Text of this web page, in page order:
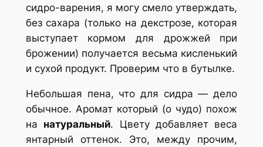
сидро-варения, я могу смело утверждать,
без сахара (только на декстрозе, которая
выступает кормом для дрожжей при
брожении) получается весьма кисленький
и сухой продукт. Проверим что в бутылке.
Небольшая пена, что для сидра — дело
обычное. Аромат который (о чудо) похож
на натуральный. Цвету добавляет веса
янтарный оттенок. Это, между прочим,